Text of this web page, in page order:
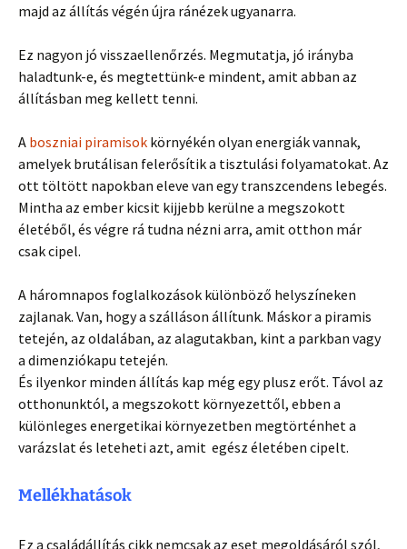
majd az állítás végén újra ránézek ugyanarra.
Ez nagyon jó visszaellenőrzés. Megmutatja, jó irányba
haladtunk-e, és megtettünk-e mindent, amit abban az
állításban meg kellett tenni.
A boszniai piramisok környékén olyan energiák vannak,
amelyek brutálisan felerősítik a tisztulási folyamatokat. Az
ott töltött napokban eleve van egy transzcendens lebegés.
Mintha az ember kicsit kijjebb kerülne a megszokott
életéből, és végre rá tudna nézni arra, amit otthon már
csak cipel.
A háromnapos foglalkozások különböző helyszíneken
zajlanak. Van, hogy a szálláson állítunk. Máskor a piramis
tetején, az oldalában, az alagutakban, kint a parkban vagy
a dimenziókapu tetején.
És ilyenkor minden állítás kap még egy plusz erőt. Távol az
otthonunktól, a megszokott környezettől, ebben a
különleges energetikai környezetben megtörténhet a
varázslat és leteheti azt, amit egész életében cipelt.
Mellékhatások
Ez a családállítás cikk nemcsak az eset megoldásáról szól,